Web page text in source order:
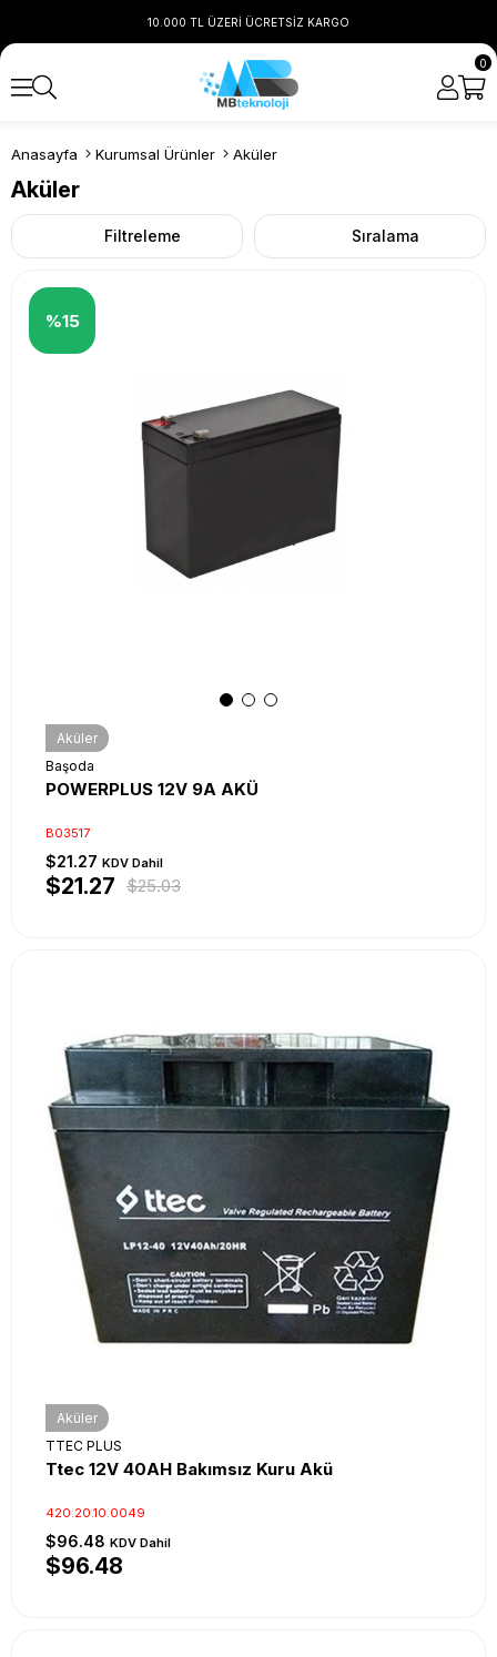
10.000 TL ÜZERİ ÜCRETSİZ KARGO
0
Anasayfa Kurumsal Ürünler Aküler
Aküler
Filtreleme Sıralama
Aküler
Başoda
POWERPLUS 12V 9A AKÜ
B03517
$21.27 KDV Dahil
$21.27 $25.03
%15
Aküler
TTEC PLUS
Ttec 12V 40AH Bakımsız Kuru Akü
420.20.10.0049
$96.48 KDV Dahil
$96.48